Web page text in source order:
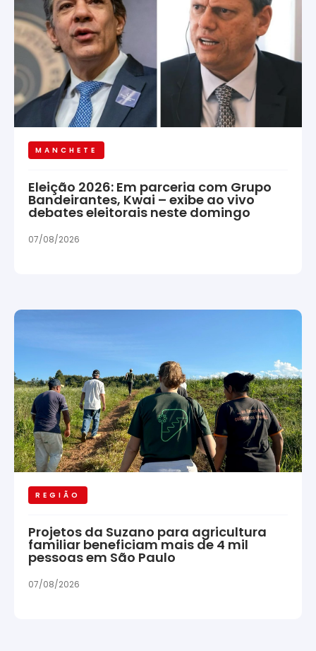
MANCHETE
Eleição 2026: Em parceria com Grupo
Bandeirantes, Kwai – exibe ao vivo
debates eleitorais neste domingo
07/08/2026
REGIÃO
Projetos da Suzano para agricultura
familiar beneficiam mais de 4 mil
pessoas em São Paulo
07/08/2026